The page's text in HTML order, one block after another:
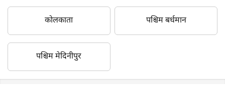
कोलकाता पश्चिम बर्धमान
पश्चिम मेदिनीपुर